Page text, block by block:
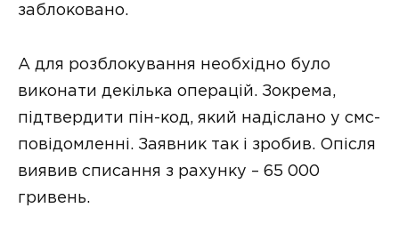
заблоковано.
А для розблокування необхідно було
виконати декілька операцій. Зокрема,
підтвердити пін-код, який надіслано у смс-
повідомленні. Заявник так і зробив. Опісля
виявив списання з рахунку – 65 000
гривень.